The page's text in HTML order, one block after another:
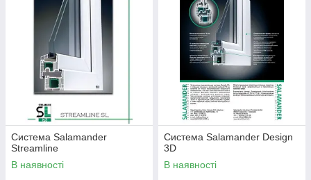
Система Salamander
Streamline
В наявності
Система Salamander Design
3D
В наявності